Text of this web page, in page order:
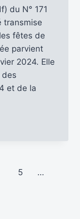
du N° 171
transmise
fêtes de
parvient
2024. Elle
des
et de la
5 …